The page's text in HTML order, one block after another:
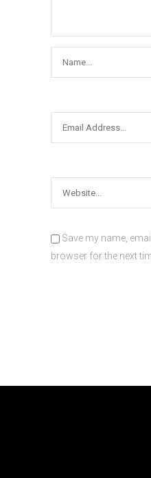
Save my name,
browser for the next